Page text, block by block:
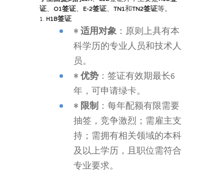
证、 O1签证、 E-2签证、 TN1和TN2签证等。
1.H1B签证
•适用对象 ：原则上具有本
科学历的专业人员和技术人
员。
•优势 ：签证有效期最长6
年，可申请绿卡。
•限制 ：每年配额有限需要
抽签，竞争激烈；需雇主支
持；需拥有相关领域的本科
及以上学历，且职位需符合
专业要求。